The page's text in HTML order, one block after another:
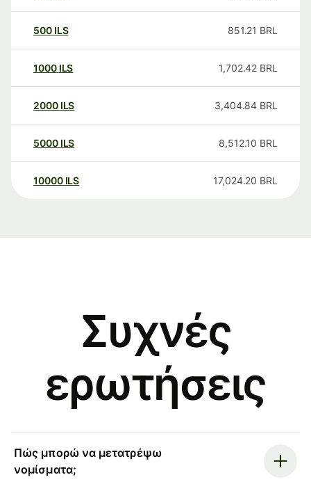
500 ILS 851.21 BRL
1000 ILS 1,702.42 BRL
2000 ILS 3,404.84 BRL
5000 ILS 8,512.10 BRL
10000 ILS 17,024.20 BRL
Συχνές
ερωτήσεις
Πώς μπορώ να μετατρέψω
νομίσματα;